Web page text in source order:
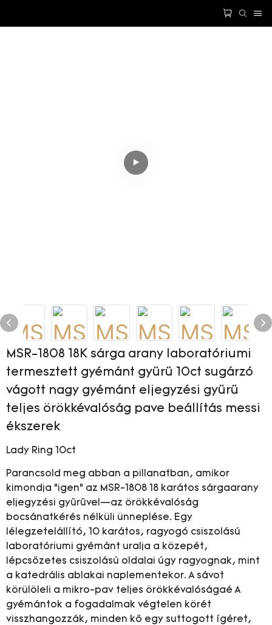
MSR-1808 18K sárga arany laboratóriumi
termesztett gyémánt gyűrű 10ct sugárzó
vágott nagy gyémánt eljegyzési gyűrű
teljes örökkévalóság pave beállítás messi
ékszerek
Lady Ring 10ct
Parancsold meg abban a pillanatban, amikor
kimondja “igen” az MSR-1808 18 karátos sárgaarany
eljegyzési gyűrűvel—az örökkévalóság
bocsánatkérés nélküli ünneplése. Egy
lélegzetelállító, 10 karátos, ragyogó csiszolású
laboratóriumi gyémánt uralja a közepét,
lépcsőzetes csiszolású oldalai úgy ragyognak, mint
a katedrális ablakai naplementekor. A sávot
körülöleli a mikro-pav teljes örökkévalóságaé A
gyémántok a fogadalmak végtelen körét
visszhangozzák, minden kő egy suttogott ígéret,